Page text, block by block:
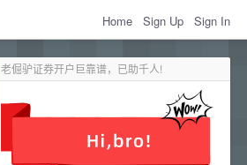
Home Sign Up Sign In
老倔驴证券开户巨靠谱，已助千人!